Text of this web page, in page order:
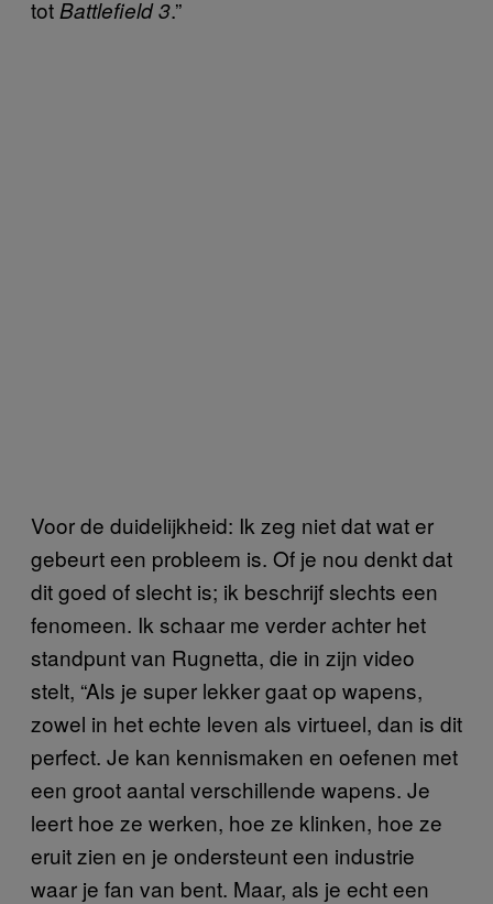
tot Battlefield 3.”
Voor de duidelijkheid: Ik zeg niet dat wat er
gebeurt een probleem is. Of je nou denkt dat
dit goed of slecht is; ik beschrijf slechts een
fenomeen. Ik schaar me verder achter het
standpunt van Rugnetta, die in zijn video
stelt, “Als je super lekker gaat op wapens,
zowel in het echte leven als virtueel, dan is dit
perfect. Je kan kennismaken en oefenen met
een groot aantal verschillende wapens. Je
leert hoe ze werken, hoe ze klinken, hoe ze
eruit zien en je ondersteunt een industrie
waar je fan van bent. Maar, als je echt een